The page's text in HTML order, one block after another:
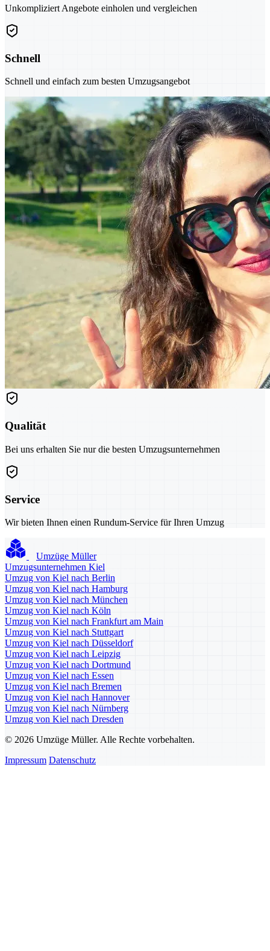
Unkompliziert Angebote einholen und vergleichen
Schnell
Schnell und einfach zum besten Umzugsangebot
Qualität
Bei uns erhalten Sie nur die besten Umzugsunternehmen
Service
Wir bieten Ihnen einen Rundum-Service für Ihren Umzug
Umzüge Müller
Umzugsunternehmen Kiel
Umzug von Kiel nach Berlin
Umzug von Kiel nach Hamburg
Umzug von Kiel nach München
Umzug von Kiel nach Köln
Umzug von Kiel nach Frankfurt am Main
Umzug von Kiel nach Stuttgart
Umzug von Kiel nach Düsseldorf
Umzug von Kiel nach Leipzig
Umzug von Kiel nach Dortmund
Umzug von Kiel nach Essen
Umzug von Kiel nach Bremen
Umzug von Kiel nach Hannover
Umzug von Kiel nach Nürnberg
Umzug von Kiel nach Dresden
© 2026 Umzüge Müller. Alle Rechte vorbehalten.
Impressum Datenschutz